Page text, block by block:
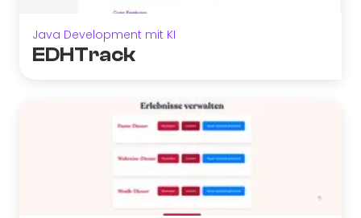
Java Development mit KI
EDHTrack